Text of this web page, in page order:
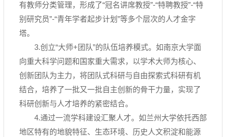
有教师分类管理，形成了“冠名讲席教授”-“特聘教授”-“特
别研究员”-“青年学者起步计划”等多个层次的人才金字
塔。
3.创立“大师+团队”的队伍培养模式。如南京大学面
向重大科学问题和国家重大需求，以学术大师为核心、
创新团队为主力，将团队式科研与自由探索式科研有机
结合，培养了一批又一批自主创新的骨干力量，实现了
科研创新与人才培养的紧密结合。
4.通过一流学科建设汇聚人才。如兰州大学依托西部
地区特有的地貌特征、生态环境、历史人文积淀和能源